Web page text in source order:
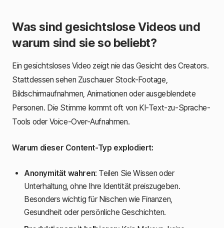
Was sind gesichtslose Videos und
warum sind sie so beliebt?
Ein gesichtsloses Video zeigt nie das Gesicht des Creators.
Stattdessen sehen Zuschauer Stock-Footage,
Bildschirmaufnahmen, Animationen oder ausgeblendete
Personen. Die Stimme kommt oft von KI-Text-zu-Sprache-
Tools oder Voice-Over-Aufnahmen.
Warum dieser Content-Typ explodiert:
Anonymität wahren: Teilen Sie Wissen oder
Unterhaltung, ohne Ihre Identität preiszugeben.
Besonders wichtig für Nischen wie Finanzen,
Gesundheit oder persönliche Geschichten.